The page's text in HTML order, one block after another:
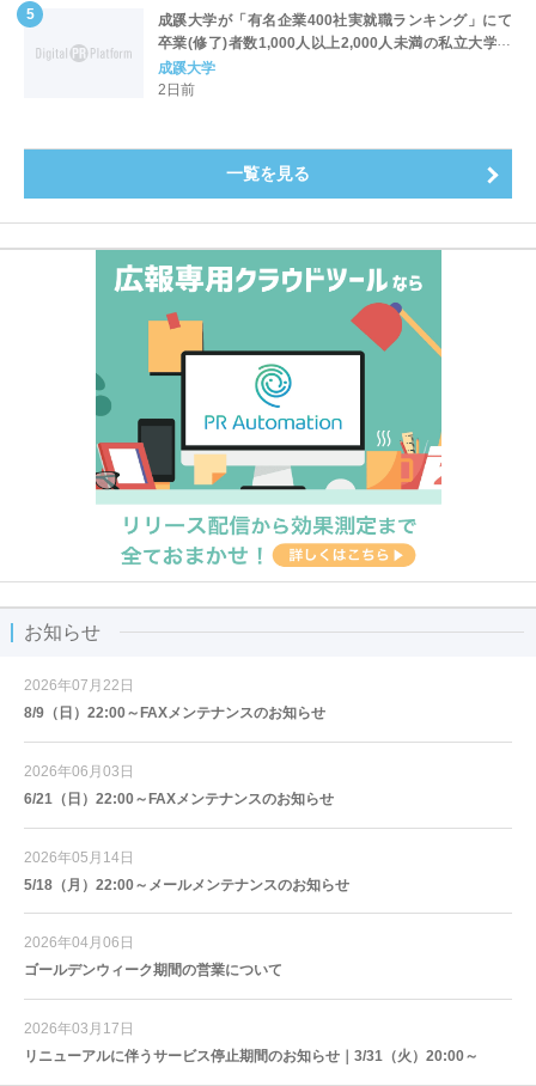
成蹊大学が「有名企業400社実就職ランキング」にて
卒業(修了)者数1,000人以上2,000人未満の私立大学で
全国第1位を獲得！～実就職率は26.5%（前年比＋
4.3pt）に伸長、東京の私立大学でも10位にランクイン
成蹊大学
2日前
一覧を見る
お知らせ
2026年07月22日
8/9（日）22:00～FAXメンテナンスのお知らせ
2026年06月03日
6/21（日）22:00～FAXメンテナンスのお知らせ
2026年05月14日
5/18（月）22:00～メールメンテナンスのお知らせ
2026年04月06日
ゴールデンウィーク期間の営業について
2026年03月17日
リニューアルに伴うサービス停止期間のお知らせ｜3/31（火）20:00～